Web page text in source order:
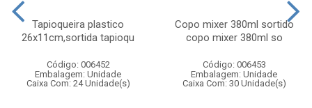
Tapioqueira plastico
26x11cm,sortida tapioqu
Código: 006452
Embalagem: Unidade
Caixa Com: 24 Unidade(s)
Copo mixer 380ml sortido
copo mixer 380ml so
Código: 006453
Embalagem: Unidade
Caixa Com: 30 Unidade(s)